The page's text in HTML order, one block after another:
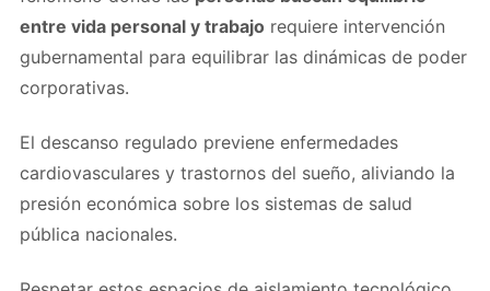
entre vida personal y trabajo requiere intervención
gubernamental para equilibrar las dinámicas de poder
corporativas.
El descanso regulado previene enfermedades
cardiovasculares y trastornos del sueño, aliviando la
presión económica sobre los sistemas de salud
pública nacionales.